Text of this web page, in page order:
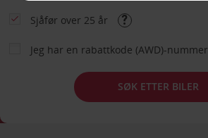
Sjåfør over 25 år
Jeg har en rabattkode (AWD)-nummer
SØK ETTER BILER